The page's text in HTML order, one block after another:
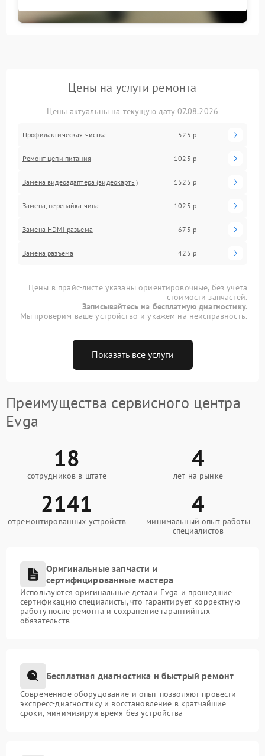
Цены на услуги ремонта
Цены актуальны на текущую дату 07.08.2026
Профилактическая чистка 525 р
Ремонт цепи питания 1025 р
Замена видеоадаптера (видеокарты) 1525 р
Замена, перепайка чипа 1025 р
Замена HDMI-разъема 675 р
Замена разъема 425 р
Цены в прайс-листе указаны ориентировочные, без учета
стоимости запчастей.
Записывайтесь на бесплатную диагностику.
Мы проверим ваше устройство и укажем на неисправность.
Показать все услуги
Преимущества сервисного центра
Evga
18
сотрудников в штате
4
лет на рынке
2141
отремонтированных устройств
4
минимальный опыт работы
специалистов
Оригинальные запчасти и
сертифицированные мастера
Используются оригинальные детали Evga и прошедшие
сертификацию специалисты, что гарантирует корректную
работу после ремонта и сохранение гарантийных
обязательств
Бесплатная диагностика и быстрый ремонт
Современное оборудование и опыт позволяют провести
экспресс-диагностику и восстановление в кратчайшие
сроки, минимизируя время без устройства